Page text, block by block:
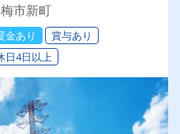
市新町
金あり
賞与あり
日4日以上